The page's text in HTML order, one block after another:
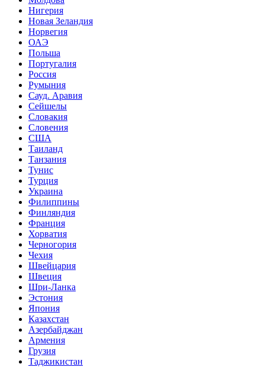
Нигерия
Новая Зеландия
Норвегия
ОАЭ
Польша
Португалия
Россия
Румыния
Сауд. Аравия
Сейшелы
Словакия
Словения
США
Таиланд
Танзания
Тунис
Турция
Украина
Филиппины
Финляндия
Франция
Хорватия
Черногория
Чехия
Швейцария
Швеция
Шри-Ланка
Эстония
Япония
Казахстан
Азербайджан
Армения
Грузия
Таджикистан